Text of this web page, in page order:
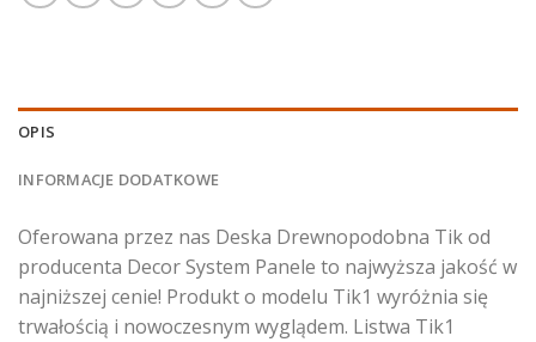
OPIS
INFORMACJE DODATKOWE
Oferowana przez nas Deska Drewnopodobna Tik od
producenta Decor System Panele to najwyższa jakość w
najniższej cenie! Produkt o modelu Tik1 wyróżnia się
trwałością i nowoczesnym wyglądem. Listwa Tik1